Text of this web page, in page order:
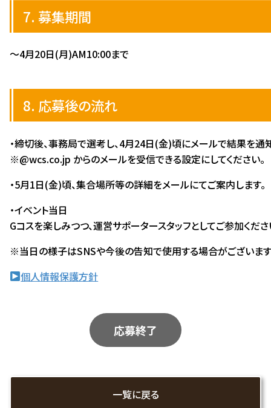
7. 募集期間
～4月20日(月)AM10:00まで
8. 応募後の流れ
・締切後、事務局で選考し、4月24日(金)頃にメールで結果を通
※@wcs.co.jp からのメールを受信できる設定にしてください。
・5月1日(金)頃、集合場所等の詳細をメールにてご案内します。
・イベント当日
Gコスを楽しみつつ、運営サポータースタッフとしてご参加くださ
※当日の様子はSNSや今後の告知で使用する場合がございます
個人情報保護方針
応募終了
一覧に戻る